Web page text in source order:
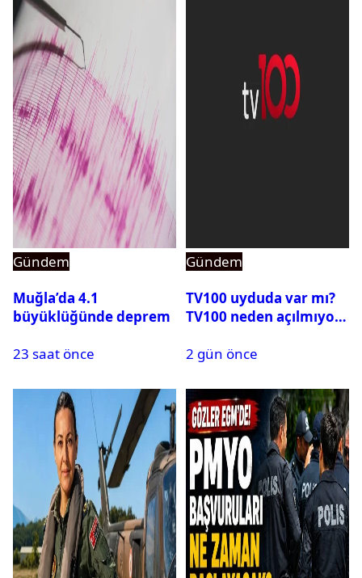
Gündem
Muğla’da 4.1
büyüklüğünde deprem
23 saat önce
Gündem
TV100 uyduda var mı?
TV100 neden açılmıyor?
2 gün önce